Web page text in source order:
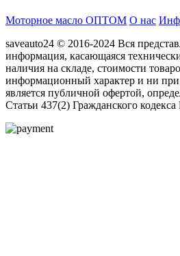
Моторное масло ОПТОМ О нас
saveauto24 © 2016-2024 Вся
информация, касающаяся
наличия на складе, стоимости
информационный характер и ни при
является публичной офертой,
Статьи 437(2) Гражданского